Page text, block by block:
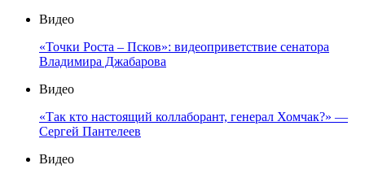
Видео
«Точки Роста – Псков»: видеоприветствие сенатора
Владимира Джабарова
Видео
«Так кто настоящий коллаборант, генерал Хомчак?» —
Сергей Пантелеев
Видео